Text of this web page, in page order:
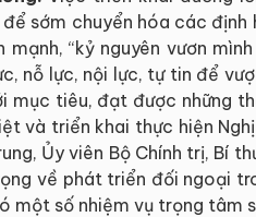
sớm chuyển hóa các
“kỷ nguyên vươn
nỗ lực, nội lực, tự tin để
mục tiêu, đạt được những
và triển khai thực hiện
Ủy viên Bộ Chính trị, Bí
về phát triển đối ngoại
một số nhiệm vụ trọng tâm